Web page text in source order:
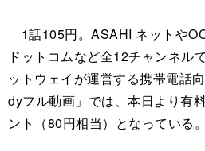
1話105円。ASAHI ネットや
ドットコムなど全12チャンネル
ットウェイが運営する携帯電話
dyフル動画」では、本日より有
ント（80円相当）となっている。